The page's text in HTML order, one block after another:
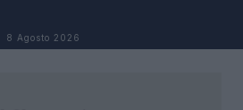
8 Agosto 2026